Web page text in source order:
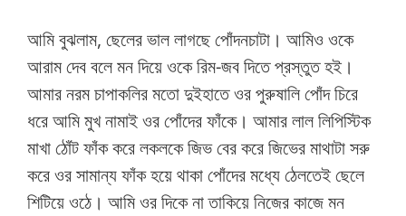
আমি বুঝলাম, ছেলের ভাল লাগছে পোঁদনচাটা। আমিও ওকে
আরাম দেব বলে মন দিয়ে ওকে রিম-জব দিতে প্রস্তুত হই।
আমার নরম চাপাকলির মতো দুইহাতে ওর পুরুষালি পোঁদ চিরে
ধরে আমি মুখ নামাই ওর পোঁদের ফাঁকে। আমার লাল লিপিস্টিক
মাখা ঠোঁট ফাঁক করে লকলকে জিভ বের করে জিভের মাথাটা সরু
করে ওর সামান্য ফাঁক হয়ে থাকা পোঁদের মধ্যে ঠেলতেই ছেলে
শিটিয়ে ওঠে। আমি ওর দিকে না তাকিয়ে নিজের কাজে মন